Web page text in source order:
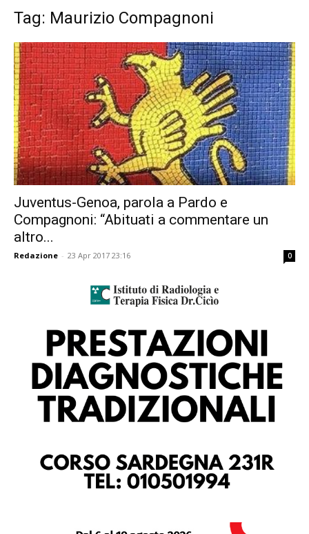
Tag: Maurizio Compagnoni
Juventus-Genoa, parola a Pardo e
Compagnoni: “Abituati a commentare un
altro...
Redazione - 23 Apr 2017 23:16 0